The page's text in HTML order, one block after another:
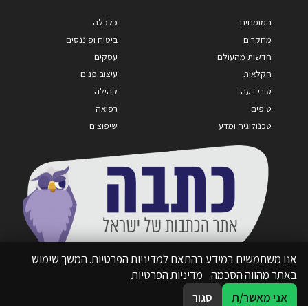
המומחים
מחקרים
חדשות מהעולם
חקלאות
טורי דעה
טיפים
טכנולוגיה ומדע
כלכלה
ביטוח ופיננסים
עסקים
עיצוב פנים
קהילה
רפואה
שיפוצים
אנו משתמשים במידע בהתאם למדיניות הפרטיות. המשך שימוש
באתר מהווה הסכמה. מדיניות הפרטיות
אני מאשר/ת
סגור